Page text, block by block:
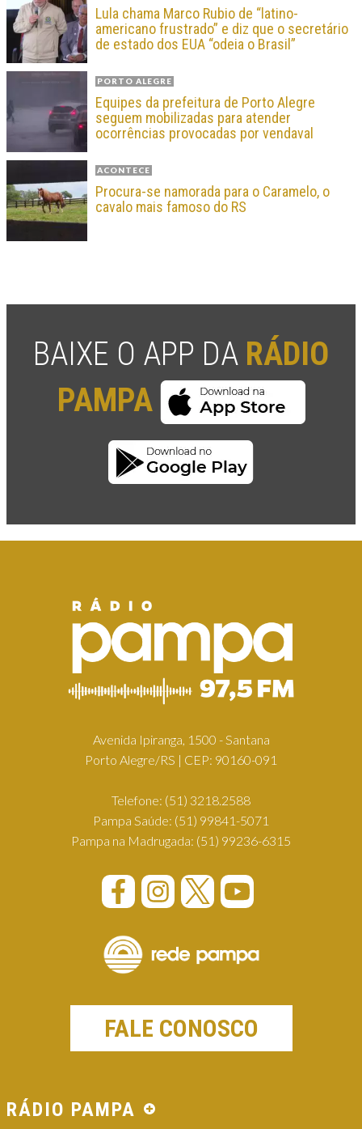
Lula chama Marco Rubio de “latino-
americano frustrado” e diz que o secretário
de estado dos EUA “odeia o Brasil”
PORTO ALEGRE
Equipes da prefeitura de Porto Alegre
seguem mobilizadas para atender
ocorrências provocadas por vendaval
ACONTECE
Procura-se namorada para o Caramelo, o
cavalo mais famoso do RS
BAIXE O APP DA RÁDIO
PAMPA
Avenida Ipiranga, 1500 - Santana
Porto Alegre/RS | CEP: 90160-091
Telefone: (51) 3218.2588
Pampa Saúde: (51) 99841-5071
Pampa na Madrugada: (51) 99236-6315
FALE CONOSCO
RÁDIO PAMPA